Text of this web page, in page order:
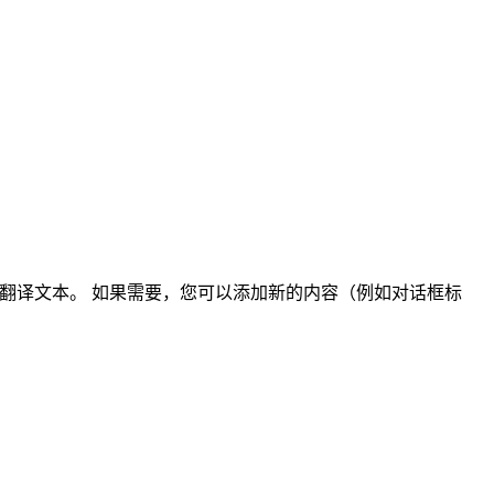
译文本。 如果需要，您可以添加新的内容（例如对话框标